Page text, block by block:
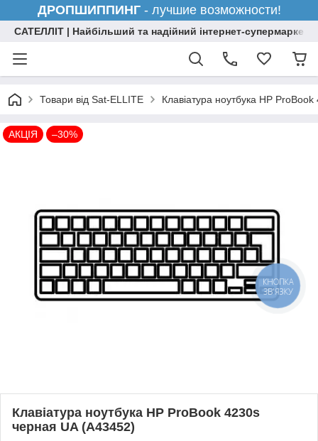
ДРОПШИППИНГ- лучшие возможности!
САТЕЛЛІТ | Найбільший та надійний інтернет-супермаркет
Товари від Sat-ELLITE Клавіатура ноутбука HP
АКЦІЯ –30%
Клавіатура ноутбука HP ProBook 4230s
черная UA (A43452)
КНОПКА
ЗВ'ЯЗКУ